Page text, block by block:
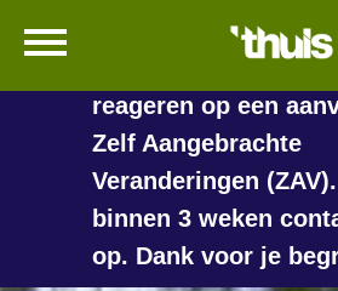
Naar hoofdinhoud
Naar hoofdnavigatiemenu
Naar zoeken
Naar de
Ga naar Hoofd
langer duren voordat
reageren op een
Zelf Aangebrachte
Veranderingen
binnen 3 weken
op. Dank voor je